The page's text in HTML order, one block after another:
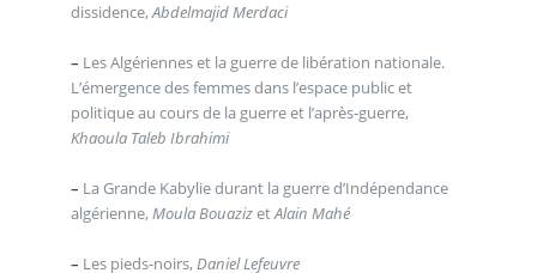
dissidence,Abdelmajid Merdaci
– Les Algériennes et la guerre de libération nationale.
L’émergence des femmes dans l’espace public et
politique au cours de la guerre et l’après-guerre,
Khaoula Taleb Ibrahimi
– La Grande Kabylie durant la guerre d’Indépendance
algérienne, Moula BouazizetAlain Mahé
– Les pieds-noirs, Daniel Lefeuvre